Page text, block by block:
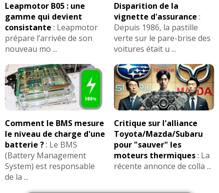
Leapmotor B05 : une
gamme qui devient
consistante : Leapmotor
prépare l’arrivée de son
nouveau mo ...
Disparition de la
vignette d'assurance :
Depuis 1986, la pastille
verte sur le pare-brise des
voitures était u ...
Comment le BMS mesure
le niveau de charge d'une
batterie ?: Le BMS
(Battery Management
System) est responsable
de la ...
Critique sur l'alliance
Toyota/Mazda/Subaru
pour "sauver" les
moteurs thermiques: La
récente annonce de colla ...